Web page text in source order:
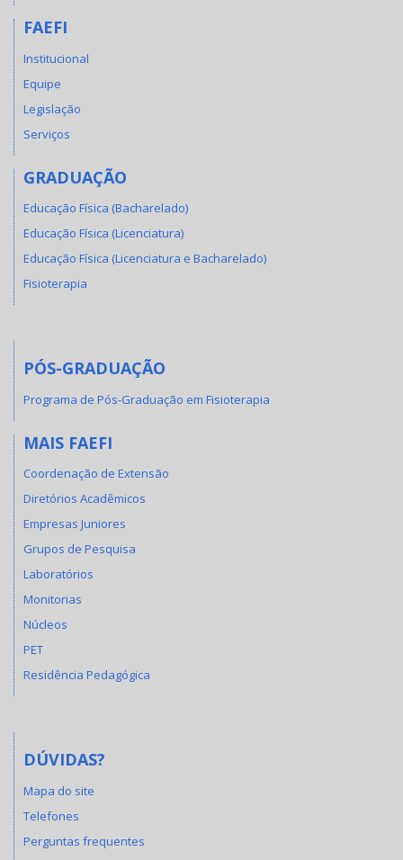
FAEFI
Institucional
Equipe
Legislação
Serviços
GRADUAÇÃO
Educação Física (Bacharelado)
Educação Física (Licenciatura)
Educação Física (Licenciatura e Bacharelado)
Fisioterapia
PÓS-GRADUAÇÃO
Programa de Pós-Graduação em Fisioterapia
MAIS FAEFI
Coordenação de Extensão
Diretórios Acadêmicos
Empresas Juniores
Grupos de Pesquisa
Laboratórios
Monitorias
Núcleos
PET
Residência Pedagógica
DÚVIDAS?
Mapa do site
Telefones
Perguntas frequentes